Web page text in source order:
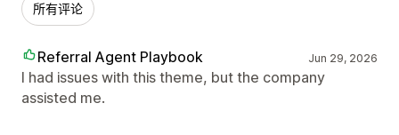
所有评论
Referral Agent Playbook Jun 29, 2026
I had issues with this theme, but the company
assisted me.